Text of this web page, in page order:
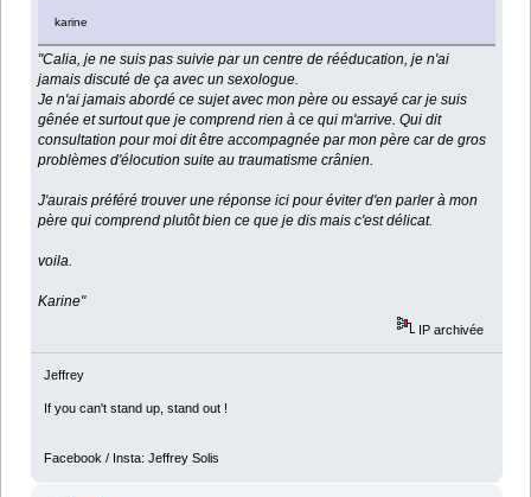
karine
"Calia, je ne suis pas suivie par un centre de rééducation, je n'ai
jamais discuté de ça avec un sexologue.
Je n'ai jamais abordé ce sujet avec mon père ou essayé car je suis
gênée et surtout que je comprend rien à ce qui m'arrive. Qui dit
consultation pour moi dit être accompagnée par mon père car de gros
problèmes d'élocution suite au traumatisme crânien.
J'aurais préféré trouver une réponse ici pour éviter d'en parler à mon
père qui comprend plutôt bien ce que je dis mais c'est délicat.
voila.
Karine"
IP archivée
Jeffrey
If you can't stand up, stand out !
Facebook / Insta: Jeffrey Solis